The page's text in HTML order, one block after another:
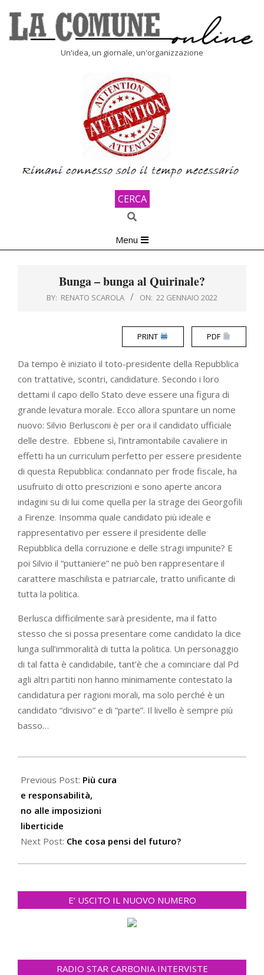
content
Un'idea, un giornale, un'organizzazione
CERCA
Search
Navigation
Menu
Bunga – bunga al Quirinale?
BY: RENATO SCAROLA ON: 22 GENNAIO 2022
PRINT PDF
Da tempo è iniziato il toto-presidente della Repubblica
con trattative, scontri, candidature. Secondo i loro
dettami il capo dello Stato deve essere una figura di
grande levatura morale. Ecco allora spuntare un nome
nuovo: Silvio Berlusconi è per ora il candidato ufficiale
delle destre. Ebbene sì, l’intramontabile cavaliere in
effetti ha un curriculum perfetto per essere presidente
di questa Repubblica: condannato per frode fiscale, ha
usufruito di otto prescrizioni e sono aperte ancora
indagini su di lui come quella per la strage dei Georgofili
a Firenze. Insomma quale candidato più ideale e
rappresentativo per essere il presidente delle
Repubblica della corruzione e delle stragi impunite? E
poi Silvio il “puttaniere” ne può ben rappresentare il
carattere maschilista e patriarcale, tratto unificante di
tutta la politica.
Berlusca difficilmente sarà presidente, ma il fatto
stesso che si possa presentare come candidato la dice
lunga sull’immoralità di tutta la politica. Un personaggio
di tal fatta è candidabile, tant’è che a cominciare dal Pd
agli altri partiti non hanno minimamente contestato la
candidatura per ragioni morali, ma solo perché è un
candidato “divisivo” e di “parte”. Il livello è sempre più
basso…
01-
22
Previous Post: Più cura
e responsabilità,
no alle imposizioni
liberticide
Next Post: Che cosa pensi del futuro?
E’ USCITO IL NUOVO NUMERO
RADIO STAR CARBONIA INTERVISTE